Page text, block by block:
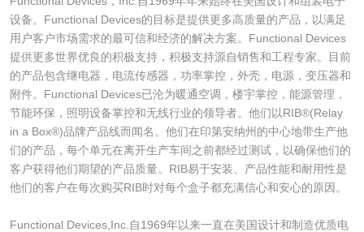
设备。Functional Devices的目标是提供更多高质量的产品，以满足
用户客户市场需求的最可信和经济的解决方案。Functional Devices
提供更多世界优良的积极支持，积极支持源自销售和工程专家。目前
的产品包含继电器，电流传感器，功率掌控，外壳，电源，变压器和
附件。Functional Devices已沦为暖通空调，楼宇掌控，能源管理，
节能环保，照明设备掌控和无线行业的领导者。他们以RIB®(Relay
in a Box®)品牌产品线而闻名。他们在印第安纳州的中心地带生产他
们的产品，每个单元在离开生产车间之前都经过测试，以确保他们的
客户获得他们期望的产品质量。RIB易于安装、产品性能和耐用性是
他们的客户在每次购买RIB时对每个盒子都充满信心和安心的原因。
Functional Devices,Inc.自1969年以来一直在美国设计和制造优质电